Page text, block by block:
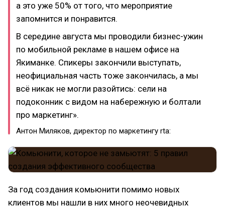
а это уже 50% от того, что мероприятие
запомнится и понравится.
В середине августа мы проводили бизнес-ужин
по мобильной рекламе в нашем офисе на
Якиманке. Спикеры закончили выступать,
неофициальная часть тоже закончилась, а мы
всё никак не могли разойтись: сели на
подоконник с видом на набережную и болтали
про маркетинг».
Антон Миляков, директор по маркетингу rta:
За год создания комьюнити помимо новых
клиентов мы нашли в них много неочевидных